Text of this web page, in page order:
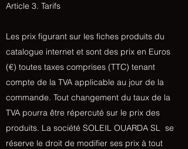
Article 3. Tarifs
Les prix figurant sur les fiches produits du
catalogue internet et sont des prix en Euros
(€) toutes taxes comprises (TTC) tenant
compte de la TVA applicable au jour de la
commande. Tout changement du taux de la
TVA pourra être répercuté sur le prix des
produits. La société SOLEIL OUARDA SL se
réserve le droit de modifier ses prix à tout